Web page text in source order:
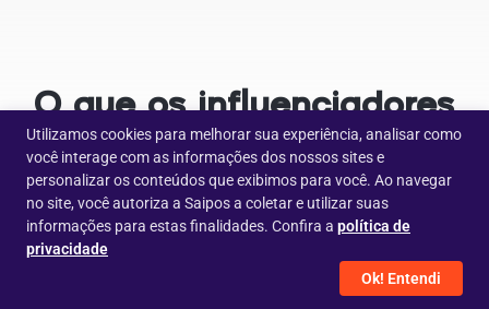
O que os influenciadores
gastronômicos do Brasil
falam sobre a Saipos?
Dá play no vídeo abaixo e veja as opiniões dos
melhores influenciadores gastronômicos do Brasil!
Utilizamos cookies para melhorar sua experiência, analisar como
você interage com as informações dos nossos sites e
personalizar os conteúdos que exibimos para você. Ao navegar
no site, você autoriza a Saipos a coletar e utilizar suas
informações para estas finalidades. Confira a política de
privacidade
Ok! Entendi